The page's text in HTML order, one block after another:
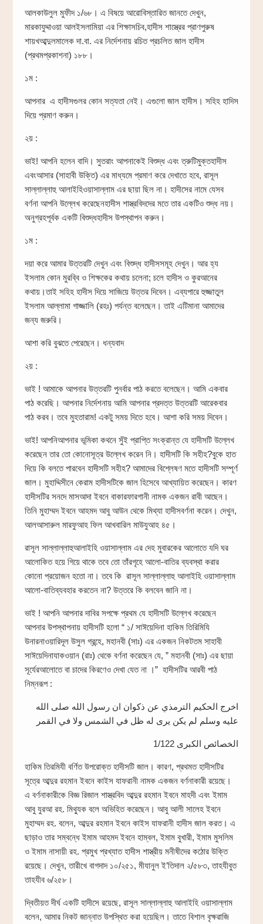
আলকাউলুল মুফীদ ১/৬৮। এ বিষয়ে আরোবিস্তারিত জানতে দেখুন,
মারকাযুদ্দাওয়া আলইসলামিয়া এর শিক্ষাসচিব,হাদীস শাস্ত্রের প্রাণপুরুষ
শায়খআব্দুলমালেক দা.বা. এর নির্দেশনায় রচিত প্রচলিত জাল হাদীস
(প্রথমপ্রকাশনা) ১৮৮।
১ম :
আপনার এ হাদীসগুলর কোন সত্যতা নেই। এগুলো জাল হাদীস। সহিহ হাদিস
দিয়ে প্রমাণ করুন।
২য় :
ভাই! আপনি হলেন বাদি। সুতরাং আপনাকেই বিশুদ্ধ এবং ত্রুটিমুক্তহাদীস
এবংআসার (সাহাবী উক্তি) এর মাধ্যমে প্রমাণ করে দেখাতে হবে, রাসূল
সাল্লাল্লাহু আলাইহিওয়াসাল্লাম এর ছায়া ছিল না। হাদীসের নামে যেসব
বর্ণনা আপনি উল্লেখ করেছেনহাদীস শাস্ত্রবিদদের মতে তার একটিও শুদ্ধ নয়।
অনুগ্রহপূর্বক একটি বিশুদ্ধহাদীস উপস্থাপন করুন।
১ম :
দয়া করে আমার উত্তরটি দেখুন এবং বিশুদ্ধ হাদীসসমূহ দেখুন। আর হ্য
ইসলাম কোন মুরব্বি ও শিক্ষকের কথায় চলেনা; চলে হাদীস ও কুরআনের
কথায়।তাই সহিহ হাদীস দিয়ে সাজিয়ে উত্তর দিবেন। এব্যপারে হুজ্জাতুল
ইসলাম আল্লামা গাজ্জালি (রহঃ) পর্যন্ত বলেছেন। তাই এটিমানা আমাদের
জন্য জরুরি।
আশা করি বুঝতে পেরেছেন। ধন্যবাদ
২য় :
ভাই ! আমাকে আপনার উত্তরটি পুনর্বার পাঠ করতে বলেছেন। আমি একবার
পাঠ করেছি। আপনার নির্দেশনায় আমি আপনার প্রদত্ত উত্তরটি আরেকবার
পাঠ করব। তবে মুহতারাম! একটু সময় দিতে হবে। আশা করি সময় দিবেন।
ভাই! আপনিআপনার ভূমিকা কথনে সুঁই প্রাপ্তি সংক্রান্ত যে হাদীসটি উল্লেখ
করেছেন তার তো কোনোসূত্র উল্লেখ করেন নি। হাদীসটি কি সহীহ?বুকে হাত
দিয়ে কি বলতে পারবেন হাদীসটি সহীহ? আমাদের বিশ্লেষণ মতে হাদীসটি সম্পূর্ণ
জাল। মুহাদ্দিসীনে কেরাম হাদীসটিকে জাল হিসেবে আখ্যায়িত করেছেন। কারণ
হাদীসটির সনদে মাসআদা ইবনে বাকারফারগানী নামক একজন রাবী আছেন।
তিনি মুহাম্মদ ইবনে আহমদ আবু আউন থেকে মিথ্যা হাদীসবর্ণনা করেন। দেখুন,
আলআসারুল মারফুআহ ফিল আখবারিল মাউযুআহ ৪৫।
রাসূল সাল্লাল্লাহুআলাইহি ওয়াসাল্লাম এর দেহ মুবারকের আলোতে যদি ঘর
আলোকিত হয়ে গিয়ে থাকে তবে তো তাঁরগৃহে আলো-বাতির ব্যবস্থা করার
কোনো প্রয়োজন হতো না। তবে কি রাসূল সাল্লাল্লাহু আলাইহি ওয়াসাল্লাম
আলো-বাতিব্যবহার করতেন না? উত্তরে কি বলবেন জানি না।
ভাই ! আপনি আপনার দাবির সপক্ষে প্রথম যে হাদীসটি উল্লেখ করেছেন
আপনার উপস্থাপনায় হাদীসটি হলো “ ১/ সাঈয়েদিনা হাকিম তিরিমিযি
উনারনাওয়ারিদূল উসুল গ্রন্হে, মহানবী (সাঃ) এর একজন নিকটতম সাহাবী
সাঈয়েদিনাযাকওয়ান (রাঃ) থেকে বর্ণনা করেছেন যে, ” মহানবী (সাঃ) এর ছায়া
সূর্যেরআলোতে বা চাদের কিরণেও দেখা যেত না ।‍” হাদীসটির আরবী পাঠ
নিম্নরূপ :
اخرج الحكيم الترمذي عن ذكوان ان رسول الله صلى الله
عليه وسلم لم يكن يرى له ظل في الشمس ولا في القمر
الخصائص الكبرى 1/122
হাকিম তিরমিযী বর্ণিত উপরোক্ত হাদীসটি জাল। কারণ, প্রথমত হাদীসটির
সূত্রে আব্দুর রহমান ইবনে কাইস যাফরানী নামক একজন বর্ণনাকারী রয়েছে।
এ বর্ণনাকারীকে বিজ্ঞ রিজাল শাস্ত্রবিদ আব্দুর রহমান ইবনে মাহদী এবং ইমাম
আবু যুরআ রহ. মিথ্যুক বলে অভিহিত করেছেন। আবু আলী সালেহ ইবনে
মুহাম্মদ রহ. বলেন, আব্দুর রহমান ইবনে কাইস যাফরানী হাদীস জাল করত। এ
ছাড়াও তার সম্বন্ধে ইমাম আহমদ ইবনে হাম্বল, ইমাম বুখারী, ইমাম মুসলিম
ও ইমাম নাসায়ী রহ. প্রমুখ প্রখ্যাত হাদীস শাস্ত্রীয় মনীষীদের কঠোর উক্তি
রয়েছে। দেখুন, তারীখে বাগদাদ ১০/২৫১, মীযানুল ই’তিদাল ২/৫৮৩, তাহযীবুত
তাহযীব ৬/২৫৮।
দ্বিতীয়ত দীর্ঘ একটি হাদীসে রয়েছে, রাসূল সাল্লাল্লাহু আলাইহি ওয়াসাল্লাম
বলেন, আমার নিকট জান্নাত উপস্থিত করা হয়েছিল। তাতে বিশাল বৃক্ষরাজি